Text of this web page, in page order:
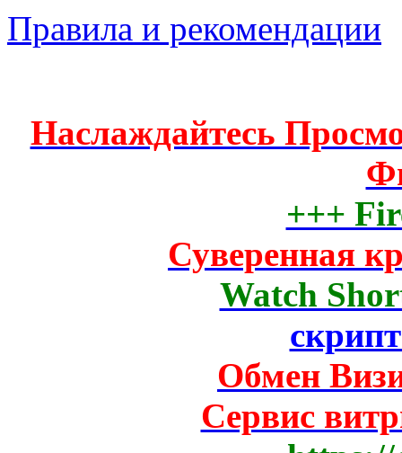
Правила и рекомендации
Наслаждайтесь
+++
Суверенная
Watch
Обмен
Сервис